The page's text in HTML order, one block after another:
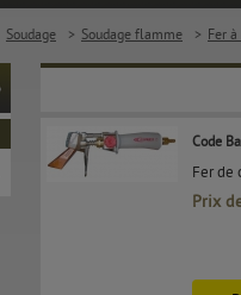
Soudage > Soudage flamme > Fer
Code
Fer de
Prix